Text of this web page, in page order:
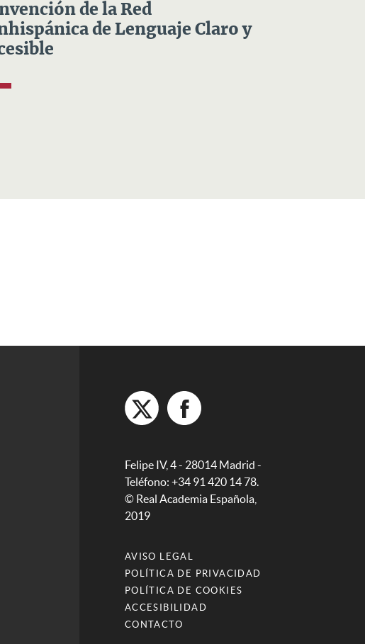
de la Red
de Lenguaje Claro y
Felipe IV, 4 - 28014 Madrid -
Teléfono: +34 91 420 14 78.
© Real Academia Española,
2019
AVISO LEGAL
POLÍTICA DE PRIVACIDAD
POLÍTICA DE COOKIES
ACCESIBILIDAD
CONTACTO